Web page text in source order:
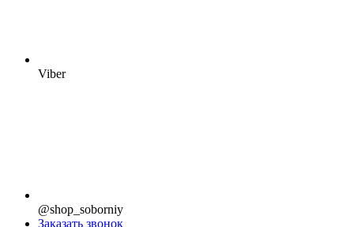
Viber
@shop_soborniy
Заказать звонок